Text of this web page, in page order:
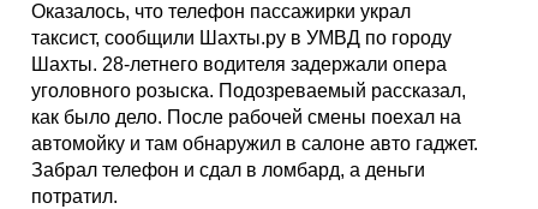
Оказалось, что телефон пассажирки украл
таксист, сообщили Шахты.ру в УМВД по городу
Шахты. 28-летнего водителя задержали опера
уголовного розыска. Подозреваемый рассказал,
как было дело. После рабочей смены поехал на
автомойку и там обнаружил в салоне авто гаджет.
Забрал телефон и сдал в ломбард, а деньги
потратил.